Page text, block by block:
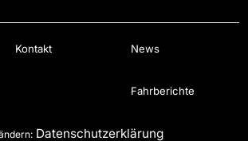
Kontakt News
Fahrberichte
Datenschutzerklärung